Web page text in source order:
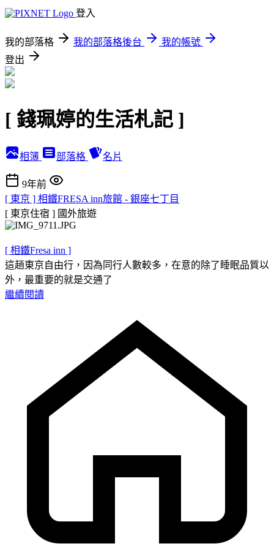
登入
我的部落格 我的部落格後台
我的帳號
登出
[ 錢珮婷的生活札記 ]
相簿 部落格 名片
9年前
[ 東京 ] 相鐵FRESA inn旅館 - 銀座七丁目
[ 東京住宿 ] 國外旅遊
[ 相鐵Fresa inn ]
這趟東京自由行，因為同行人數較多，在意的除了睡眠品質以
外，最重要的就是交通了
繼續閱讀